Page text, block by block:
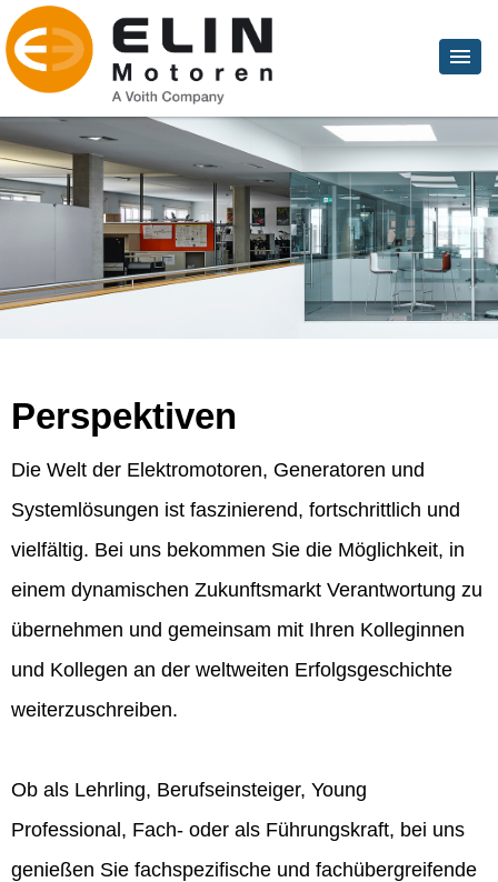
Perspektiven
Die Welt der Elektromotoren, Generatoren und
Systemlösungen ist faszinierend, fortschrittlich und
vielfältig. Bei uns bekommen Sie die Möglichkeit, in
einem dynamischen Zukunftsmarkt Verantwortung zu
übernehmen und gemeinsam mit Ihren Kolleginnen
und Kollegen an der weltweiten Erfolgsgeschichte
weiterzuschreiben.
Ob als Lehrling, Berufseinsteiger, Young
Professional, Fach- oder als Führungskraft, bei uns
genießen Sie fachspezifische und fachübergreifende